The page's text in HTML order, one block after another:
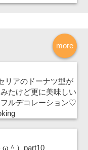
more
リアのドーナツ型が
たけど更に美味しい
ルデコレーション♡
ω＾）part10